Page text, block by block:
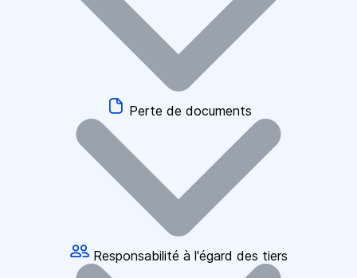
Perte de documents
Responsabilité à l'égard des tiers